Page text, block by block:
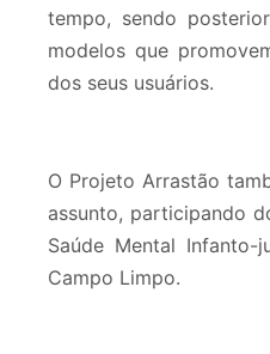
tempo, sendo
modelos que
dos seus usuários.
O Projeto Arrastão
assunto, participando
Saúde Mental Infanto-
Campo Limpo.